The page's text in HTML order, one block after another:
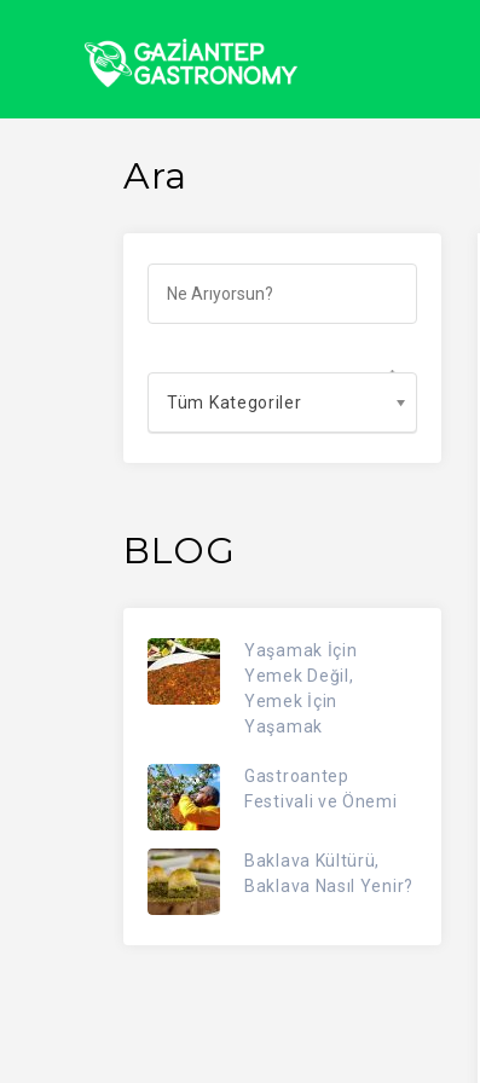
Ara
Tüm Kategoriler
BLOG
Yaşamak İçin
Yemek Değil,
Yemek İçin
Yaşamak
Gastroantep
Festivali ve Önemi
Baklava Kültürü,
Baklava Nasıl Yenir?